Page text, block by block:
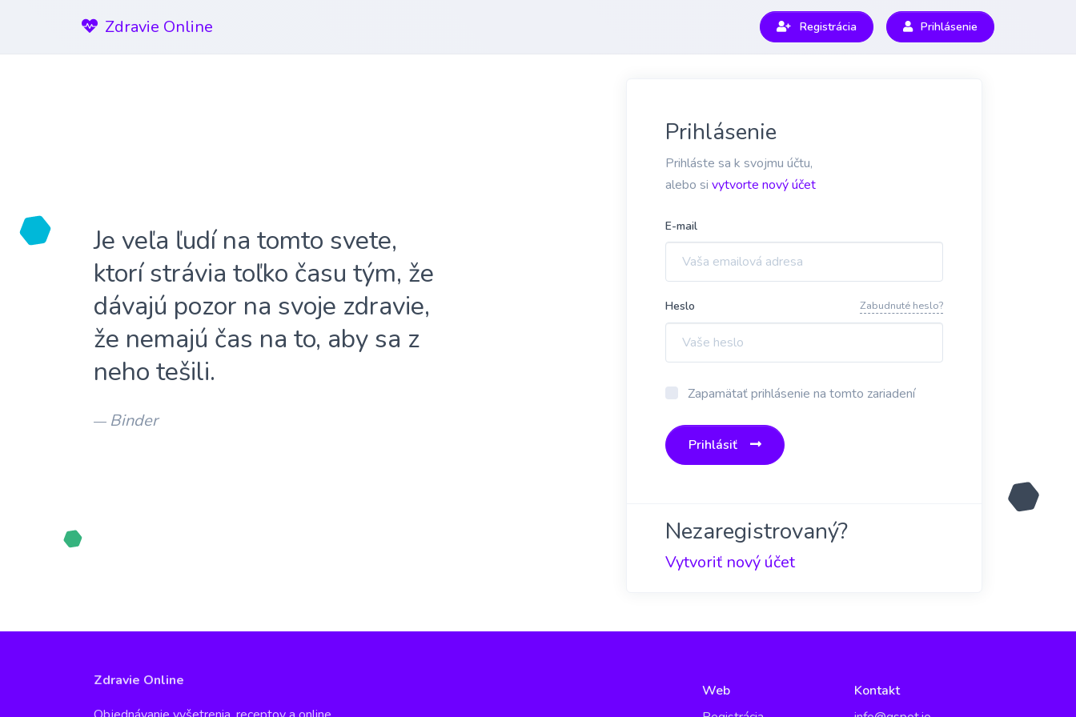
Zdravie Online Registrácia Prihlásenie
Prihlásenie
Prihláste sa k svojmu účtu,
alebo si vytvorte nový účet
E-mail
Heslo Zabudnuté heslo?
Zapamätať prihlásenie na tomto zariadení
Prihlásiť
Nezaregistrovaný?
Vytvoriť nový účet
Je veľa ľudí na tomto svete,
ktorí strávia toľko času tým, že
dávajú pozor na svoje zdravie,
že nemajú čas na to, aby sa z
neho tešili.
— Binder
Zdravie Online
Web
Kontakt